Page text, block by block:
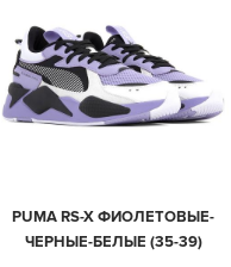
PUMA RS-X ФИОЛЕТОВЫЕ-
ЧЕРНЫЕ-БЕЛЫЕ (35-39)